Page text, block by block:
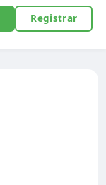
Registrar